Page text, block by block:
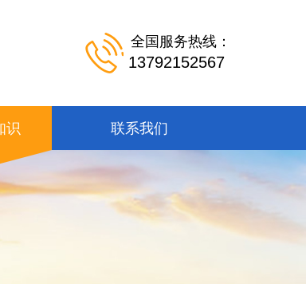
全国服务热线：
13792152567
识 联系我们